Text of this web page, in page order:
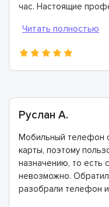
час. Настоящие
Руслан А.
Мобильный телефон
карты, поэтому
назначению, то есть
невозможно.
разобрали телефон